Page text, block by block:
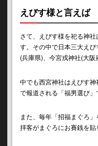
えびす様と言えば
さて、えびす様を祀る神
す。その中で日本三大え
(兵庫県)、今宮戎神社(大阪
中でも西宮神社はえびす
で報道される「福男選び」
また、毎年「招福まぐろ
拝客がまぐろにお賽銭を貼